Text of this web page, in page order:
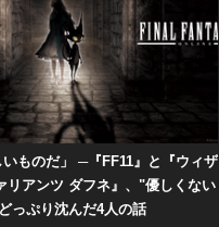
いものだ」 ─『FF11』と『ウィザ
リアンツ ダフネ』、"優しくない
っぷり沈んだ4人の話